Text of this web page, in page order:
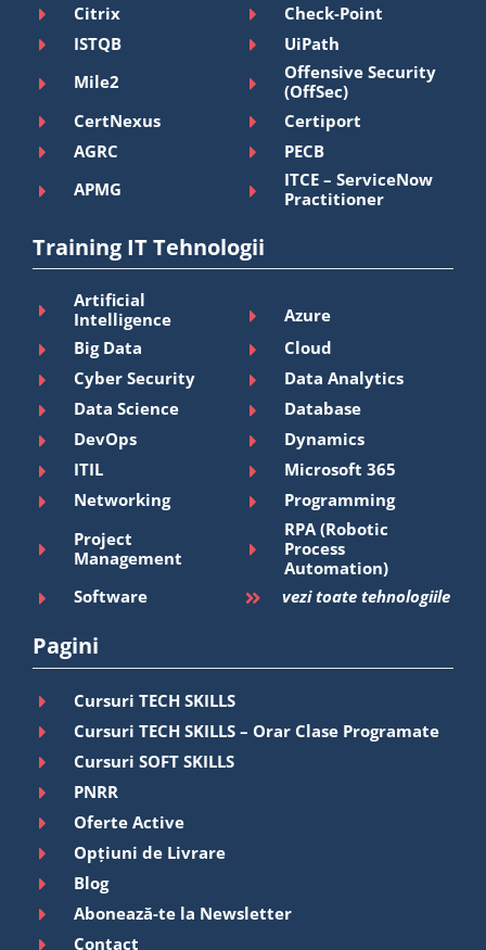
Citrix
Check-Point
ISTQB
UiPath
Mile2
Offensive Security
(OffSec)
CertNexus
Certiport
AGRC
PECB
APMG
ITCE – ServiceNow
Practitioner
Training IT Tehnologii
Artificial
Intelligence
Azure
Big Data
Cloud
Cyber Security
Data Analytics
Data Science
Database
DevOps
Dynamics
ITIL
Microsoft 365
Networking
Programming
Project
Management
RPA (Robotic
Process
Automation)
Software
vezi toate tehnologiile
Pagini
Cursuri TECH SKILLS
Cursuri TECH SKILLS – Orar Clase Programate
Cursuri SOFT SKILLS
PNRR
Oferte Active
Opțiuni de Livrare
Blog
Abonează-te la Newsletter
Contact